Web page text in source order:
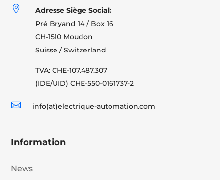

Adresse Siège Social:
Pré Bryand 14 / Box 16
CH-1510 Moudon
Suisse / Switzerland
TVA: CHE-107.487.307
(IDE/UID) CHE-550-0161737-2
 info(at)electrique-automation.com
Information
News